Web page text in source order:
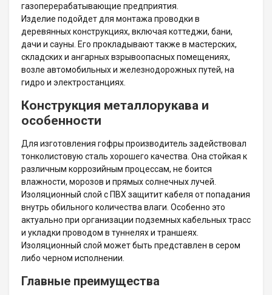
газоперерабатывающие предприятия.
Изделие подойдет для монтажа проводки в
деревянных конструкциях, включая коттеджи, бани,
дачи и сауны. Его прокладывают также в мастерских,
складских и ангарных взрывоопасных помещениях,
возле автомобильных и железнодорожных путей, на
гидро и электростанциях.
Конструкция металлорукава и
особенности
Для изготовления гофры производитель задействовал
тонколистовую сталь хорошего качества. Она стойкая к
различным коррозийным процессам, не боится
влажности, морозов и прямых солнечных лучей.
Изоляционный слой с ПВХ защитит кабеля от попадания
внутрь обильного количества влаги. Особенно это
актуально при организации подземных кабельных трасс
и укладки проводом в туннелях и траншеях.
Изоляционный слой может быть представлен в сером
либо черном исполнении.
Главные преимущества